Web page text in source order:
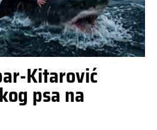
Kitarović
psa na